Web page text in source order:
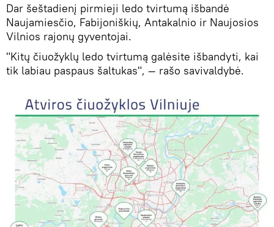
Dar šeštadienį pirmieji ledo tvirtumą išbandė
Naujamiesčio, Fabijoniškių, Antakalnio ir Naujosios
Vilnios rajonų gyventojai.
"Kitų čiuožyklų ledo tvirtumą galėsite išbandyti, kai
tik labiau paspaus šaltukas", — rašo savivaldybė.